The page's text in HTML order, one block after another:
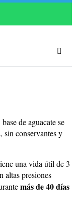
de aguacate se
sin conservantes y
una vida útil de 3
altas presiones
más de 40 días